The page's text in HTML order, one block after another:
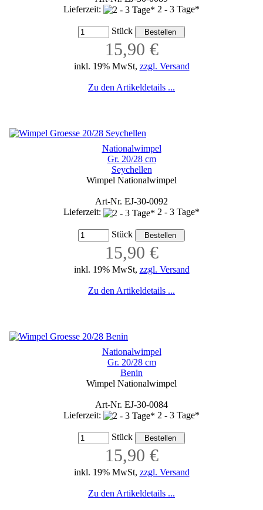
Lieferzeit:
2 - 3 Tage*
Stück
15,90 €
inkl. 19% MwSt, zzgl. Versand
Zu den Artikeldetails ...
Nationalwimpel
Gr. 20/28 cm
Seychellen
Wimpel Nationalwimpel
Art-Nr. EJ-30-0092
Lieferzeit:
2 - 3 Tage*
Stück
15,90 €
inkl. 19% MwSt, zzgl. Versand
Zu den Artikeldetails ...
Nationalwimpel
Gr. 20/28 cm
Benin
Wimpel Nationalwimpel
Art-Nr. EJ-30-0084
Lieferzeit:
2 - 3 Tage*
Stück
15,90 €
inkl. 19% MwSt, zzgl. Versand
Zu den Artikeldetails ...